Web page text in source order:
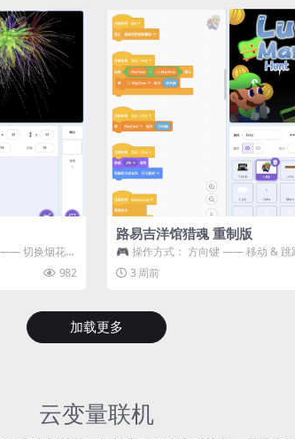
切换烟花类
982
路易吉洋馆猎魂 重制版
🎮 操作方式： 方向键 —— 移动 &
宝箱 将你...
3 周前
加载更多
云变量联机